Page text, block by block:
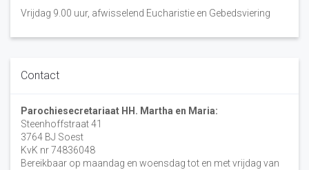
Vrijdag 9.00 uur, afwisselend Eucharistie en Gebedsviering
Contact
Parochiesecretariaat HH. Martha en Maria:
Steenhoffstraat 41
3764 BJ Soest
KvK nr 74836048
Bereikbaar op maandag en woensdag tot en met vrijdag van